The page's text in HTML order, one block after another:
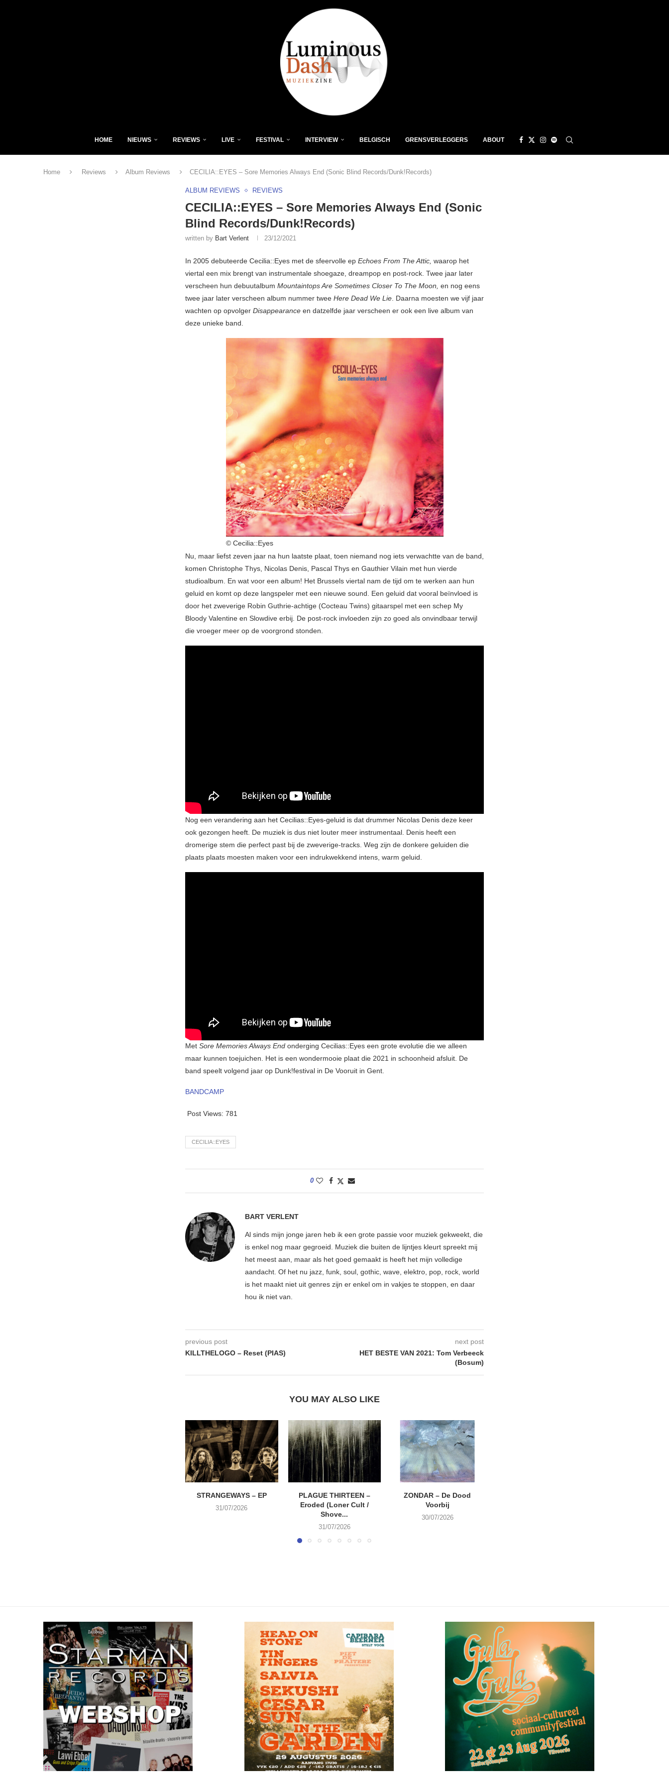
HOME NIEUWS REVIEWS LIVE FESTIVAL INTERVIEW BELGISCH GRENSVERLEGGERS ABOUT
Home Reviews Album Reviews CECILIA::EYES – Sore Memories Always End (Sonic Blind Records/Dunk!Records)
ALBUM REVIEWS REVIEWS
CECILIA::EYES – Sore Memories Always End (Sonic
Blind Records/Dunk!Records)
written by Bart Verlent 23/12/2021
In 2005 debuteerde Cecilia::Eyes met de sfeervolle ep Echoes From The Attic, waarop het
viertal een mix brengt van instrumentale shoegaze, dreampop en post-rock. Twee jaar later
verscheen hun debuutalbum Mountaintops Are Sometimes Closer To The Moon, en nog eens
twee jaar later verscheen album nummer twee Here Dead We Lie. Daarna moesten we vijf jaar
wachten op opvolger Disappearance en datzelfde jaar verscheen er ook een live album van
deze unieke band.
© Cecilia::Eyes
Nu, maar liefst zeven jaar na hun laatste plaat, toen niemand nog iets verwachtte van de band,
komen Christophe Thys, Nicolas Denis, Pascal Thys en Gauthier Vilain met hun vierde
studioalbum. En wat voor een album! Het Brussels viertal nam de tijd om te werken aan hun
geluid en komt op deze langspeler met een nieuwe sound. Een geluid dat vooral beïnvloed is
door het zweverige Robin Guthrie-achtige (Cocteau Twins) gitaarspel met een schep My
Bloody Valentine en Slowdive erbij. De post-rock invloeden zijn zo goed als onvindbaar terwijl
die vroeger meer op de voorgrond stonden.
Nog een verandering aan het Cecilias::Eyes-geluid is dat drummer Nicolas Denis deze keer
ook gezongen heeft. De muziek is dus niet louter meer instrumentaal. Denis heeft een
dromerige stem die perfect past bij de zweverige-tracks. Weg zijn de donkere geluiden die
plaats plaats moesten maken voor een indrukwekkend intens, warm geluid.
Met Sore Memories Always End onderging Cecilias::Eyes een grote evolutie die we alleen
maar kunnen toejuichen. Het is een wondermooie plaat die 2021 in schoonheid afsluit. De
band speelt volgend jaar op Dunk!festival in De Vooruit in Gent.
BANDCAMP
Post Views: 781
CECILIA::EYES
0
BART VERLENT
Al sinds mijn jonge jaren heb ik een grote passie voor muziek gekweekt, die
is enkel nog maar gegroeid. Muziek die buiten de lijntjes kleurt spreekt mij
het meest aan, maar als het goed gemaakt is heeft het mijn volledige
aandacht. Of het nu jazz, funk, soul, gothic, wave, elektro, pop, rock, world
is het maakt niet uit genres zijn er enkel om in vakjes te stoppen, en daar
hou ik niet van.
previous post
KILLTHELOGO – Reset (PIAS)
next post
HET BESTE VAN 2021: Tom Verbeeck
(Bosum)
YOU MAY ALSO LIKE
STRANGEWAYS – EP
31/07/2026
PLAGUE THIRTEEN –
Eroded (Loner Cult /
Shove...
31/07/2026
ZONDAR – De Dood
Voorbij
30/07/2026